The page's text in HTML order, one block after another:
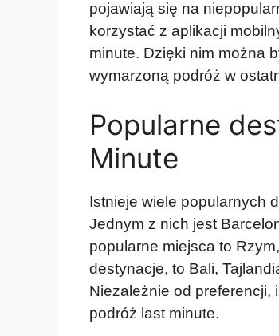
pojawiają się na
korzystać z aplikacji
minute. Dzięki nim można
wymarzoną podróż w
Popularne
Minute
Istnieje wiele popularnych
Jednym z nich jest
popularne miejsca to
destynacje, to Bali,
Niezależnie od preferencji,
podróż last minute.